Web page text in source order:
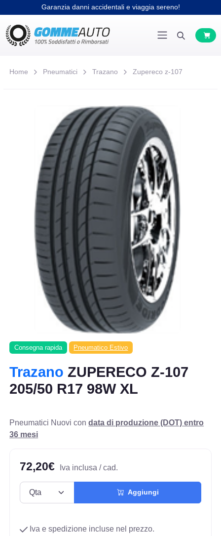
Garanzia danni accidentali e viaggia sereno!
Home Pneumatici Trazano Zupereco z-107
Consegna rapida Pneumatico Estivo
Trazano ZUPERECO Z-107
205/50 R17 98W XL
Pneumatici Nuovi condata di produzione (DOT) entro
36 mesi
72,20€ Iva inclusa / cad.
Aggiungi
Iva e spedizione incluse nel prezzo.